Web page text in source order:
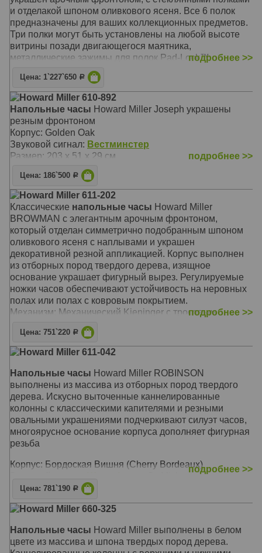
и отделакой шпоном оливкового ясеня. Все 6 полок
предназначены для ваших коллекционных предметов.
Три полки могут быть установлены на любой высоте
витрины позади двигающегося маятника,
металлические зажимы для полок Pad-Lock™
увеличивают их устойчивость и безопасность.
Корпус: Виндзорская Вишня (Windsor Cherry)
Звуковой сигнал:Вестминстер,Виттингтон,Св.
Михаил
Размер: 224 x 104 х 44 см
подробнее >>
Цена: 1`227`650 Р
Howard Miller 610-892
Напольные часы Howard Miller Joseph украшены
резным фронтоном
Корпус: Golden Oak
Звуковой сигнал: Вестминстер
Размер: 203 x 51 х 29 см
подробнее >>
Цена: 186`500 Р
Howard Miller 611-202
Классические напольные часы Howard Miller
BROWMAN с элегантным арочным фронтоном,
который отделан симметрично подобранным шпоном
оливкового ясеня с наплывами и украшен
декоративной резной аппликацией. Корпус выполнен
из отборных пород твердого дерева, изящное
основание украшает фигурный вырез. Регулируемые
ножки часов обеспечивают устойчивость на неровных
полах или полах с ковровым покрытием.
Механизм: Механический Kieninger с тросовым
Корпус: Золотой Дуб (Golden Oak)
Звуковой сигнал:Westminster, Бой
Размер: 213 x 58 х 34 см
подробнее >>
Цена: 751`220 Р
Howard Miller 611-042
Напольные часы Howard Miller ROBINSON
выполнены из массива из отборных пород твердого
дерева. Искусно выточенные каннелированные
колонны с классическими капителями и резными
овальными украшениями подчеркивают силуэт часов,
многоярусное основание корпуса дополняет фигурная
резьба
Корпус: Бордоская Вишня (Cherry Bordeaux)
, St. Michael, Whittington
Размер: 219 x 58 х 34 см
подробнее >>
Цена: 781`190 Р
Howard Miller 660-325
Напольные часы Howard Miller выполнены в белом
цвете из массива и шпона твердых пород дерева.